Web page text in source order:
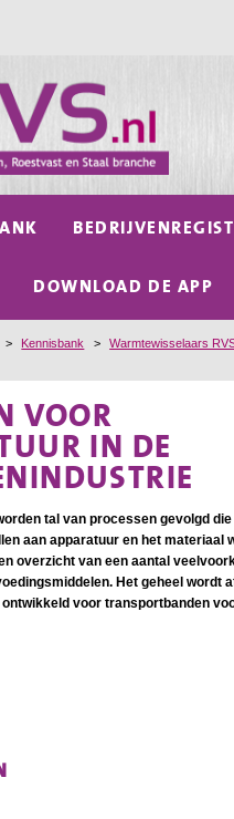
DOWNLOAD DE APP
> Kennisbank > Warmtewisselaars
VOOR
IN DE
tal van processen gevolgd
aan apparatuur en het materiaal
overzicht van een aantal
Het geheel wordt
voor transportbanden